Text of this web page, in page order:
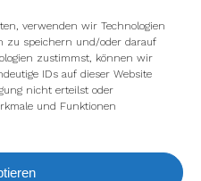
verwenden wir Technologien
zu speichern und/oder darauf
zustimmst, können wir
IDs auf dieser Website
nicht erteilst oder
und Funktionen